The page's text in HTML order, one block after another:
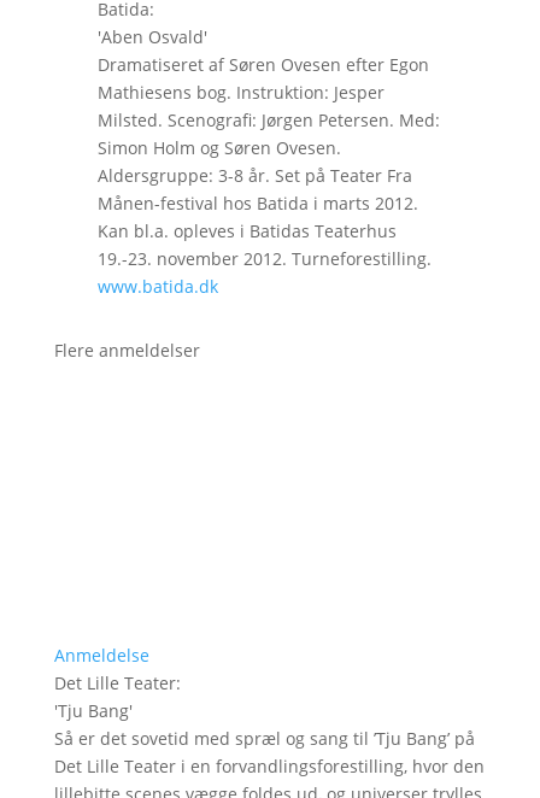
Batida:
'Aben Osvald'
Dramatiseret af Søren Ovesen efter Egon
Mathiesens bog. Instruktion: Jesper
Milsted. Scenografi: Jørgen Petersen. Med:
Simon Holm og Søren Ovesen.
Aldersgruppe: 3-8 år. Set på Teater Fra
Månen-festival hos Batida i marts 2012.
Kan bl.a. opleves i Batidas Teaterhus
19.-23. november 2012. Turneforestilling.
www.batida.dk
Flere anmeldelser
Anmeldelse
Det Lille Teater:
'Tju Bang'
Så er det sovetid med spræl og sang til ’Tju Bang’ på
Det Lille Teater i en forvandlingsforestilling, hvor den